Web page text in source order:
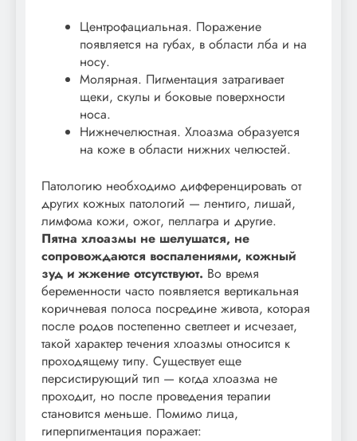
Центрофациальная. Поражение
появляется на губах, в области лба и на
носу.
Молярная. Пигментация затрагивает
щеки, скулы и боковые поверхности
носа.
Нижнечелюстная. Хлоазма образуется
на коже в области нижних челюстей.
Патологию необходимо дифференцировать от
других кожных патологий — лентиго, лишай,
лимфома кожи, ожог, пеллагра и другие.
Пятна хлоазмы не шелушатся, не
сопровождаются воспалениями, кожный
зуд и жжение отсутствуют. Во время
беременности часто появляется вертикальная
коричневая полоса посредине живота, которая
после родов постепенно светлеет и исчезает,
такой характер течения хлоазмы относится к
проходящему типу. Существует еще
персистирующий тип — когда хлоазма не
проходит, но после проведения терапии
становится меньше. Помимо лица,
гиперпигментация поражает: